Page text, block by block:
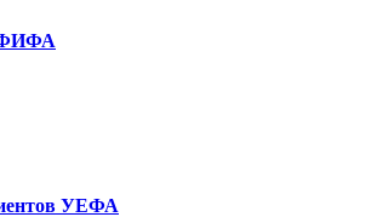
ФИФА
УЕФА